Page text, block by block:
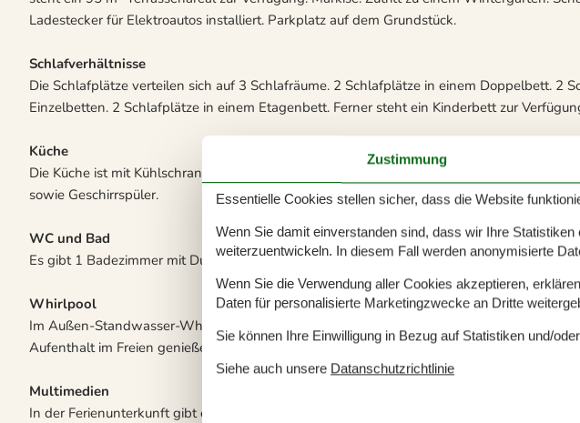
Ladestecker für Elektroautos installiert. Parkplatz auf dem Grundstück.
Schlafverhältnisse
Die Schlafplätze verteilen sich auf 3 Schlafräume. 2 Schlafplätze in einem Doppelbett. 2
Einzelbetten. 2 Schlafplätze in einem Etagenbett. Ferner steht ein Kinderbett zur
Küche
Die Küche ist mit Kühlschrank ausgestattet. Außerdem gibt es 4 Keramik-Kochfelder,
sowie Geschirrspüler.
WC und Bad
Es gibt 1 Badezimmer mit Duschnische und 1 Toilette.. Fußbodenheizung in 1
Whirlpool
Im Außen-Standwasser-Whirlpool für 5 Personen können Sie sowohl die
Aufenthalt im Freien genießen.
Multimedien
In der Ferienunterkunft gibt es 2 Fernseher.1 Chromecast. Fernsehen via Streaming.
Zustimmung
Essentielle Cookies stellen sicher, dass die Website
Wenn Sie damit einverstanden sind, dass wir Ihre
weiterzuentwickeln. In diesem Fall werden anonymisierte
Wenn Sie die Verwendung aller Cookies akzeptieren,
Daten für personalisierte Marketingzwecke an Dritte
Sie können Ihre Einwilligung in Bezug auf Statistiken und/
Siehe auch unsere Datanschutzrichtlinie